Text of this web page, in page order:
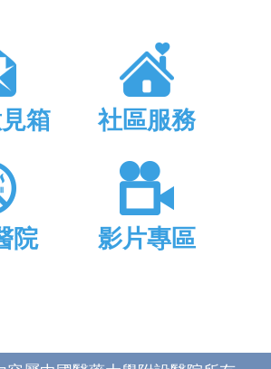
箱 社區服務
院 影片專區